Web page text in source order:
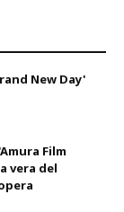
New Day'
Film
vera del